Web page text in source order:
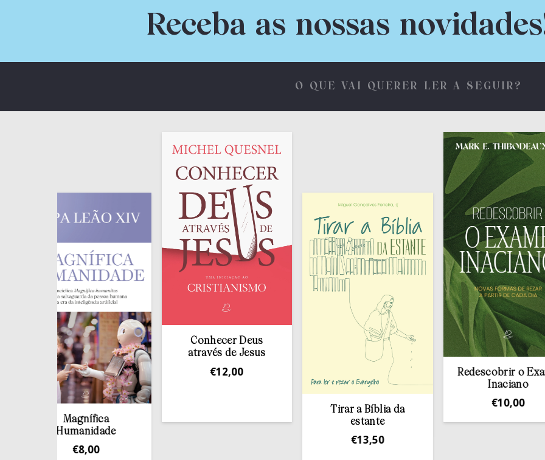
Receba as nossas
O QUE VAI QUERER LER A SEGUIR?
Magnífica
Humanidade
Conhecer Deus
através de Jesus
Tirar a Bíblia da
Redescobrir o Exame
Inaciano